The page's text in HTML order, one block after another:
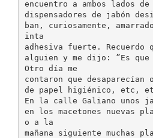
encuentro a ambos lados
dispensadores de jabón
ban, curiosamente,
inta
adhesiva fuerte. Recuerdo
alguien y me dijo: ”Es
Otro día me
contaron que
de papel higiénico, etc,
En la calle Galiano unos
en los macetones nuevas
o a la
mañana siguiente muchas